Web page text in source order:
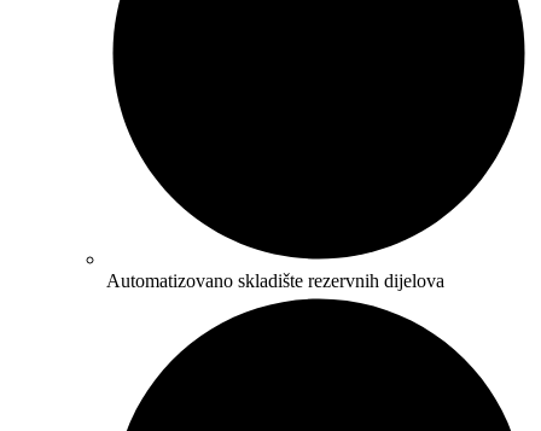
Automatizovano skladište rezervnih dijelova